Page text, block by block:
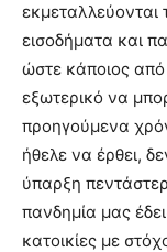
εκμεταλλεύονται
εισοδήματα και
ώστε κάποιος
εξωτερικό να
προηγούμενα
ήθελε να έρθει,
ύπαρξη
πανδημία μας
κατοικίες με